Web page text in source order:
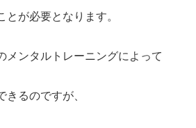
が必要となります。
メンタルトレーニングによって
るのですが、